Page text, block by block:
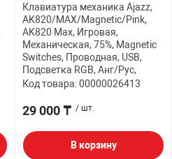
Клавиатура механика Ajazz,
AK820/MAX/Magnetic/Pink,
AK820 Max, Игровая,
Механическая, 75%, Magnetic
Switches, Проводная, USB,
Подсветка RGB, Анг/Рус,
Код товара: 00000026413
29 000 ₸ / шт.
В корзину